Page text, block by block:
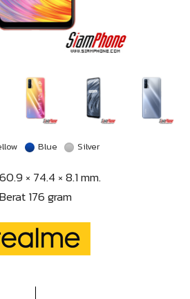
Blue Silver
× 74.4 × 8.1 mm.
Berat 176 gram